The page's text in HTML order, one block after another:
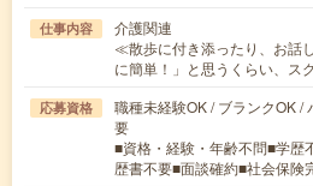
仕事内容
介護関連
≪散歩に付き添ったり、お話
に簡単！」と思うくらい、ス
応募資格
職種未経験OK / ブランクOK /
要
■資格・経験・年齢不問■学歴
歴書不要■面談確約■社会保